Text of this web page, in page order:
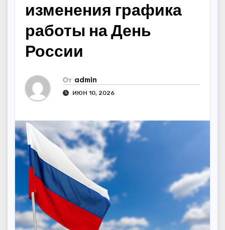
изменения графика
работы на День
России
От admin
ИЮН 10, 2026